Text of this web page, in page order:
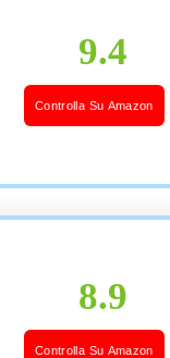
9.4
Controlla Su Amazon
8.9
Controlla Su Amazon